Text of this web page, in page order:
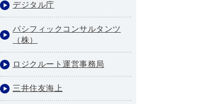
デジタル庁
パシフィックコンサルタンツ
（株）
ロジクルート運営事務局
三井住友海上